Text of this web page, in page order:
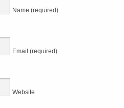
Name (required)
Email (required)
Website